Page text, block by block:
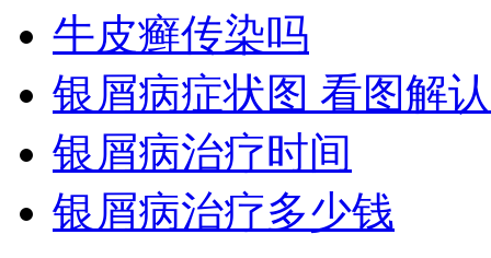
牛皮癣传染吗
银屑病症状图 看图解
银屑病治疗时间
银屑病治疗多少钱